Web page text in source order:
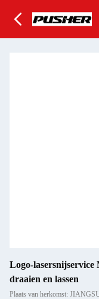
Logo-lasersnijservice
draaien en lassen
Plaats van herkomst: